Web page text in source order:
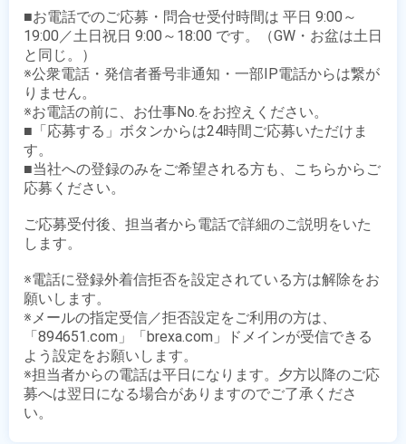
■お電話でのご応募・問合せ受付時間は 平日 9:00～
19:00／土日祝日 9:00～18:00 です。（GW・お盆は土日
と同じ。）
※公衆電話・発信者番号非通知・一部IP電話からは繋が
りません。
※お電話の前に、お仕事No.をお控えください。
■「応募する」ボタンからは24時間ご応募いただけま
す。
■当社への登録のみをご希望される方も、こちらからご
応募ください。
ご応募受付後、担当者から電話で詳細のご説明をいた
します。
※電話に登録外着信拒否を設定されている方は解除をお
願いします。
※メールの指定受信／拒否設定をご利用の方は、
「894651.com」「brexa.com」ドメインが受信できる
よう設定をお願いします。
※担当者からの電話は平日になります。夕方以降のご応
募へは翌日になる場合がありますのでご了承くださ